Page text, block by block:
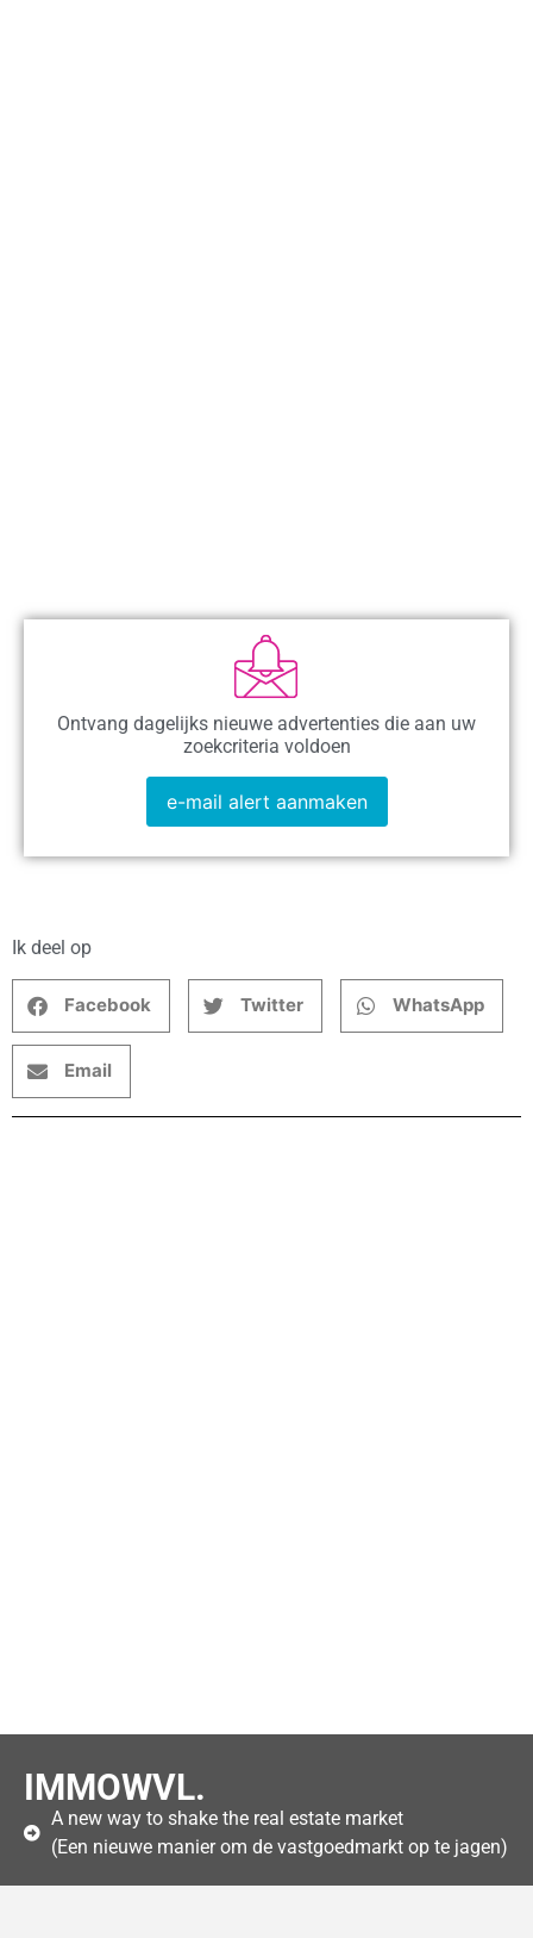
Ontvang dagelijks nieuwe advertenties die aan uw
zoekcriteria voldoen
e-mail alert aanmaken
Ik deel op
Facebook Twitter WhatsApp
Email
IMMOWVL.
A new way to shake the real estate market
(Een nieuwe manier om de vastgoedmarkt op te jagen)